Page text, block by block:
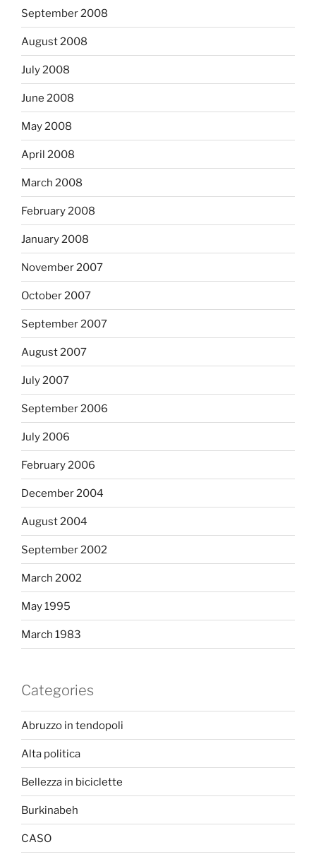
September 2008
August 2008
July 2008
June 2008
May 2008
April 2008
March 2008
February 2008
January 2008
November 2007
October 2007
September 2007
August 2007
July 2007
September 2006
July 2006
February 2006
December 2004
August 2004
September 2002
March 2002
May 1995
March 1983
Categories
Abruzzo in tendopoli
Alta politica
Bellezza in biciclette
Burkinabeh
CASO